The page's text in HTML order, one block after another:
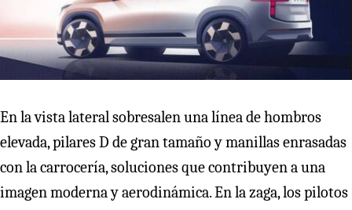
En la vista lateral sobresalen una línea de hombros
elevada, pilares D de gran tamaño y manillas enrasadas
con la carrocería, soluciones que contribuyen a una
imagen moderna y aerodinámica. En la zaga, los pilotos